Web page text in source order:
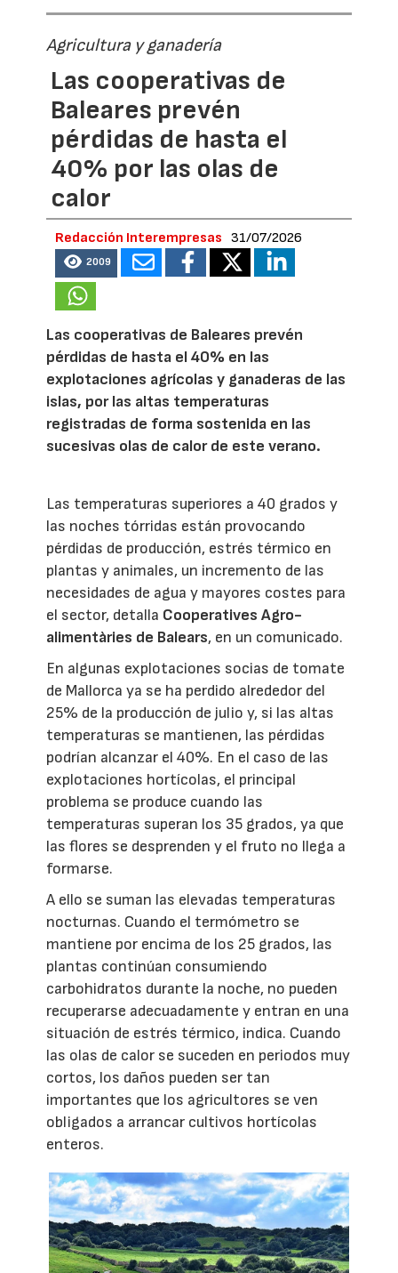
Agricultura y ganadería
Las cooperativas de
Baleares prevén
pérdidas de hasta el
40% por las olas de
calor
Redacción Interempresas 31/07/2026
2009
Las cooperativas de Baleares prevén
pérdidas de hasta el 40% en las
explotaciones agrícolas y ganaderas de las
islas, por las altas temperaturas
registradas de forma sostenida en las
sucesivas olas de calor de este verano.
Las temperaturas superiores a 40 grados y
las noches tórridas están provocando
pérdidas de producción, estrés térmico en
plantas y animales, un incremento de las
necesidades de agua y mayores costes para
el sector, detalla Cooperatives Agro-
alimentàries de Balears, en un comunicado.
En algunas explotaciones socias de tomate
de Mallorca ya se ha perdido alrededor del
25% de la producción de julio y, si las altas
temperaturas se mantienen, las pérdidas
podrían alcanzar el 40%. En el caso de las
explotaciones hortícolas, el principal
problema se produce cuando las
temperaturas superan los 35 grados, ya que
las flores se desprenden y el fruto no llega a
formarse.
A ello se suman las elevadas temperaturas
nocturnas. Cuando el termómetro se
mantiene por encima de los 25 grados, las
plantas continúan consumiendo
carbohidratos durante la noche, no pueden
recuperarse adecuadamente y entran en una
situación de estrés térmico, indica. Cuando
las olas de calor se suceden en periodos muy
cortos, los daños pueden ser tan
importantes que los agricultores se ven
obligados a arrancar cultivos hortícolas
enteros.